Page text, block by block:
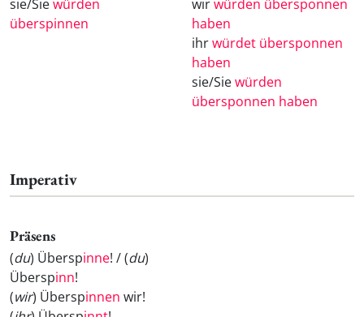
sie/Siewürden
überspinnen
wirwürden übersponnen
haben
ihrwürdet übersponnen
haben
sie/Siewürden
übersponnen haben
Imperativ
Präsens
(du) Überspinne! / (du)
Überspinn!
(wir) Überspinnen wir!